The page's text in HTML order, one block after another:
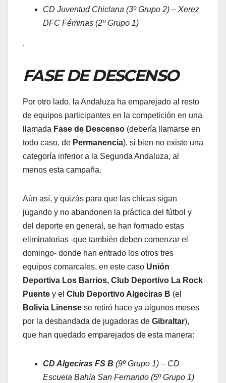
CD Juventud Chiclana (3º Grupo 2) – Xerez
DFC Féminas (2º Grupo 1)
.
FASE DE DESCENSO
Por otro lado, la Andaluza ha emparejado al resto
de equipos participantes en la competición en una
llamada Fase de Descenso (debería llamarse en
todo caso, de Permanencia), si bien no existe una
categoría inferior a la Segunda Andaluza, al
menos esta campaña.
Aún así, y quizás para que las chicas sigan
jugando y no abandonen la práctica del fútbol y
del deporte en general, se han formado estas
eliminatorias -que también deben comenzar el
domingo- donde han entrado los otros tres
equipos comarcales, en este caso Unión
Deportiva Los Barrios, Club Deportivo La Rock
Puente y el Club Deportivo Algeciras B (el
Bolivia Linense se retiró hace ya algunos meses
por la desbandada de jugadoras de Gibraltar),
que han quedado emparejados de esta manera:
CD Algeciras FS B (9º Grupo 1) – CD
Escuela Bahía San Fernando (5º Grupo 1)